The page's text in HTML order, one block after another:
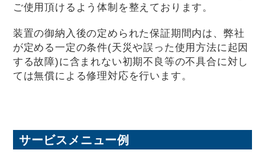
ご使用頂けるよう体制を整えております。
装置の御納入後の定められた保証期間内は、弊社
が定める一定の条件(天災や誤った使用方法に起因
する故障)に含まれない初期不良等の不具合に対し
ては無償による修理対応を行います。
サービスメニュー例